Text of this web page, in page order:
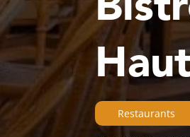
Restaurants